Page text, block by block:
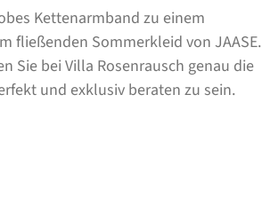
Kettenarmband zu einem
fließenden Sommerkleid von JAASE.
Sie bei Villa Rosenrausch genau die
und exklusiv beraten zu sein.